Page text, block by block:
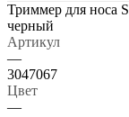
Триммер для носа
черный
Артикул
—
3047067
Цвет
—